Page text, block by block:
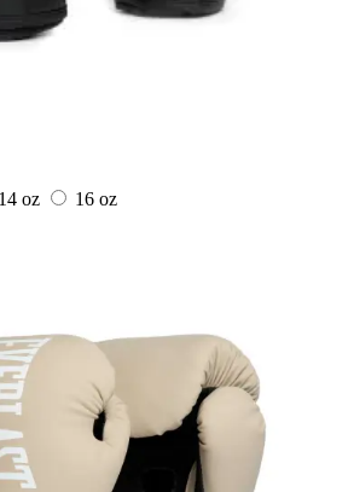
14 oz
16 oz